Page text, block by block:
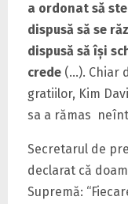
a ordonat să
dispusă să se
dispusă să îşi
crede (…). Chiar
gratiilor, Kim
sa a rămas
Secretarul de
declarat că
Supremă: